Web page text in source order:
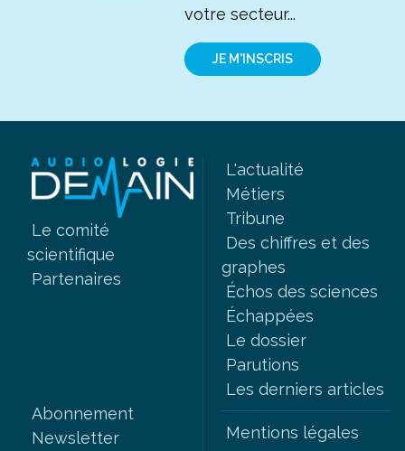
votre secteur...
JE M'INSCRIS
Le comité
scientifique
Partenaires
L'actualité
Métiers
Tribune
Des chiffres et des
graphes
Échos des sciences
Échappées
Le dossier
Parutions
Les derniers articles
Abonnement
Newsletter
Mentions légales